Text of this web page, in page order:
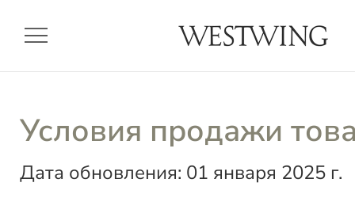
menu
Условия продажи
Дата обновления: 01 января 2025 г.